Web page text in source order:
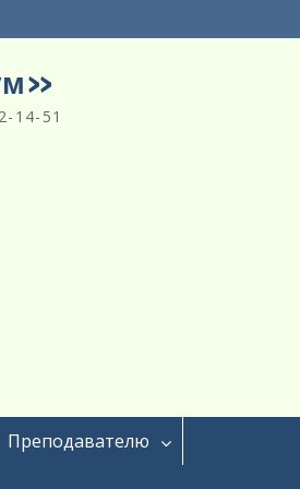
14-51
Преподавателю